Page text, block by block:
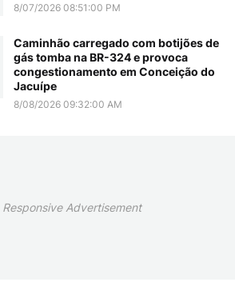
8/07/2026 08:51:00 PM
Caminhão carregado com botijões de
gás tomba na BR-324 e provoca
congestionamento em Conceição do
Jacuípe
8/08/2026 09:32:00 AM
Responsive Advertisement